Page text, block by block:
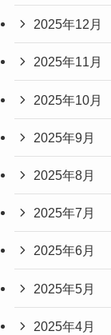
2025年12月
2025年11月
2025年10月
2025年9月
2025年8月
2025年7月
2025年6月
2025年5月
2025年4月